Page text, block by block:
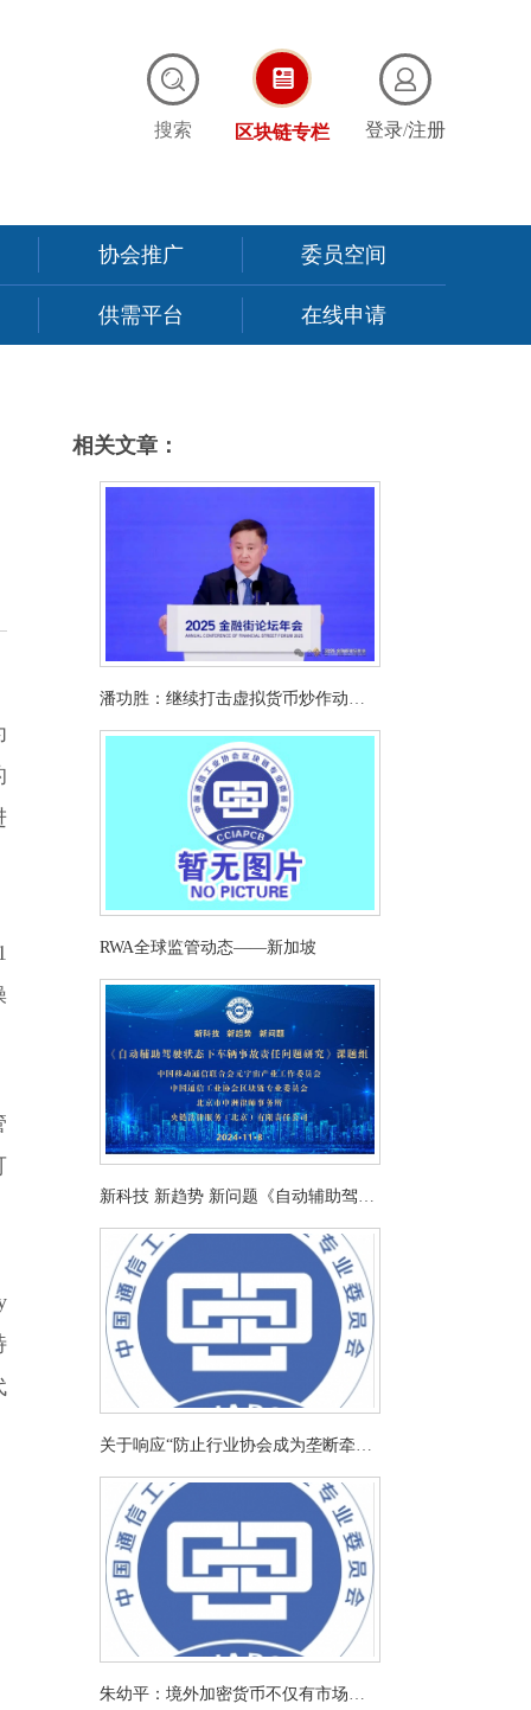
搜索 区块链专栏 登录/注册
协会推广 委员空间
供需平台 在线申请
相关文章：
潘功胜：继续打击虚拟货币炒作动态
评估稳定币发展！
RWA全球监管动态——新加坡
新科技 新趋势 新问题《自动辅助驾驶
状态下车辆事故责任问题研究》课题
有奖问卷调查
关于响应“防止行业协会成为垄断牵头
人”的自律规范通知
朱幼平：境外加密货币不仅有市场风